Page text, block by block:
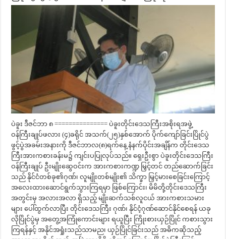
ပဲခူး ဒီဇင်ဘာ ၈ =============== ပဲခူးတိုင်းဒေသကြီးအစိုးရအဖွဲ့
ဝန်ကြီးချုပ်ဖလား (၄)ခရိုင် အသက်(၂၅)နှစ်အောက် ပိုက်ကျော်ခြင်းပြိုင်ပွဲ
ဖွင့်ပွဲအခမ်းအနားကို ဒီဇင်ဘာလ(၈)ရက်နေ့ နံနက်ပိုင်းအချိန်က တိုင်းဒေသ
ကြီးအားကစားခန်းမ၌ ကျင်းပပြုလုပ်သည်။ ရှေးဦးစွာ ပဲခူးတိုင်းဒေသကြီး
ဝန်ကြီးချုပ် ဦးမျိုးဆွေဝင်းက အားကစားကဏ္ဍ မြှင့်တင် တည်ဆောက်ခြင်း
သည် နိုင်ငံတစ်ခု၏ဂုဏ်၊ လူမျိုးတစ်မျိုး၏ သိက္ခာ မြှင့်မားစေခြင်းကြောင့်
အလေးထားဆောင်ရွက်သွားကြရမှာ ဖြစ်ကြောင်း၊ မိမိတို့တိုင်းဒေသကြီး
အတွင်းမှ အလားအလာ ရှိသည့် မျိုးဆက်သစ်လူငယ် အားကစားသမား
များ ပေါ်ထွက်လာပြီး တိုင်းဒေသကြီး ဂုဏ်၊ နိုင်ငံ့ဂုဏ်ဆောင်နိုင်စေရန် ယခု
လိုပြိုင်ပွဲမှ အတွေ့အကြုံကောင်းများ ရယူပြီး ကြိုးစားယှဉ်ပြိုင် ကစားသွား
ကြရန်နှင့် အနိုင်အရှုံးသည်သာမည၊ ယှဉ်ပြိုင်ခြင်းသည် အဓိကဆိုသည့်